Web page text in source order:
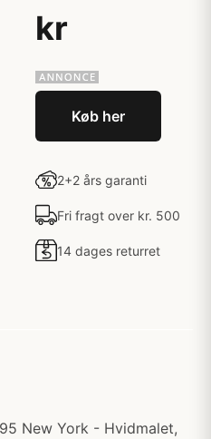
kr
Køb her
2+2 års garanti
Fri fragt over kr. 500
14 dages returret
New York - Hvidmalet,